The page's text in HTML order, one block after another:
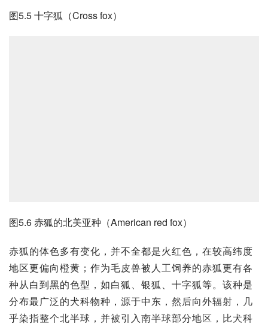
图5.5 十字狐（Cross fox）
图5.6 赤狐的北美亚种（American red fox）
赤狐的体色多有变化，并不全都是火红色，在较高纬度
地区更偏向橙黄；作为毛皮兽被人工饲养的赤狐更有各
种从白到黑的色型，如白狐、银狐、十字狐等。该种是
分布最广泛的犬科物种， 源于中东 ，然后向外辐射，几
乎染指整个北半球，并被引入南半球部分地区，比犬科